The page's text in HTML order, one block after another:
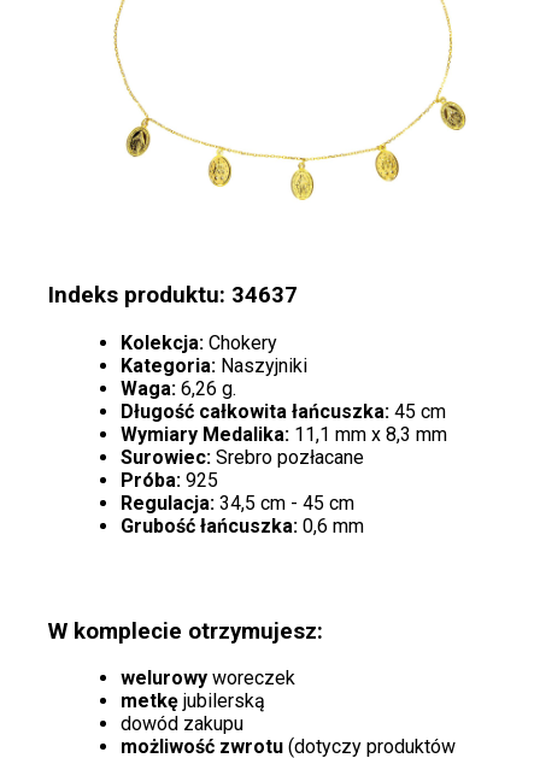
Indeks produktu: 34637
Kolekcja: Chokery
Kategoria: Naszyjniki
Waga: 6,26 g.
Długość całkowita łańcuszka: 45 cm
Wymiary Medalika: 11,1 mm x 8,3 mm
Surowiec: Srebro pozłacane
Próba: 925
Regulacja: 34,5 cm - 45 cm
Grubość łańcuszka: 0,6 mm
W komplecie otrzymujesz:
welurowy woreczek
metkę jubilerską
dowód zakupu
możliwość zwrotu (dotyczy produktów